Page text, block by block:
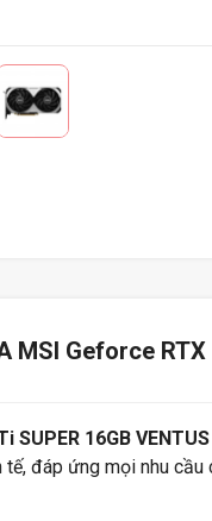
Geforce RTX
SUPER 16GB
đáp ứng mọi nhu